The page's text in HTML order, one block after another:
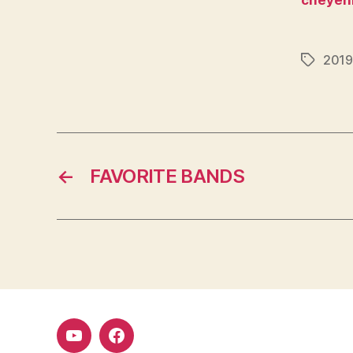
2019
← FAVORITE BANDS
YoutubeFacebook